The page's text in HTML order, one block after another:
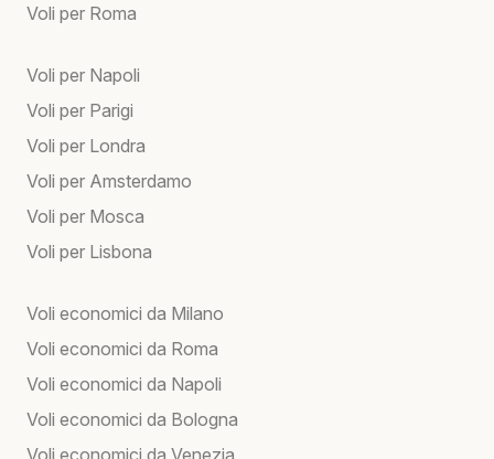
Voli per Roma
Voli per Napoli
Voli per Parigi
Voli per Londra
Voli per Amsterdamo
Voli per Mosca
Voli per Lisbona
Voli economici da Milano
Voli economici da Roma
Voli economici da Napoli
Voli economici da Bologna
Voli economici da Venezia